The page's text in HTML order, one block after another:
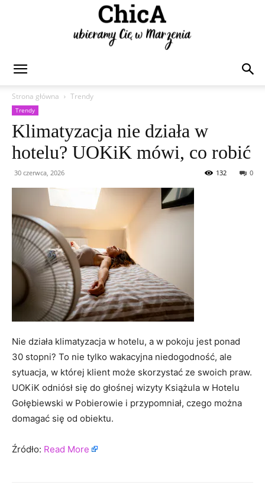
Strona główna
Trendy
Trendy
Klimatyzacja nie działa w
hotelu? UOKiK mówi, co robić
30 czerwca, 2026 0
132
Nie działa klimatyzacja w hotelu, a w pokoju jest ponad
30 stopni? To nie tylko wakacyjna niedogodność, ale
sytuacja, w której klient może skorzystać ze swoich praw.
UOKiK odniósł się do głośnej wizyty Książula w Hotelu
Gołębiewski w Pobierowie i przypomniał, czego można
domagać się od obiektu.
Źródło: Read More